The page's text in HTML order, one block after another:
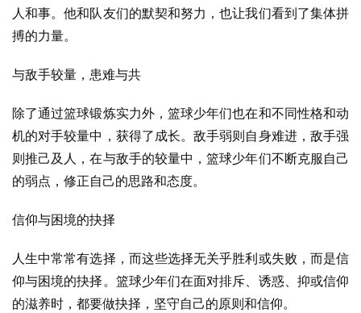
人和事。他和队友们的默契和努力，也让我们看到了集体拼
搏的力量。
与敌手较量，患难与共
除了通过篮球锻炼实力外，篮球少年们也在和不同性格和动
机的对手较量中，获得了成长。敌手弱则自身难进，敌手强
则推己及人，在与敌手的较量中，篮球少年们不断克服自己
的弱点，修正自己的思路和态度。
信仰与困境的抉择
人生中常常有选择，而这些选择无关乎胜利或失败，而是信
仰与困境的抉择。篮球少年们在面对排斥、诱惑、抑或信仰
的滋养时，都要做抉择，坚守自己的原则和信仰。